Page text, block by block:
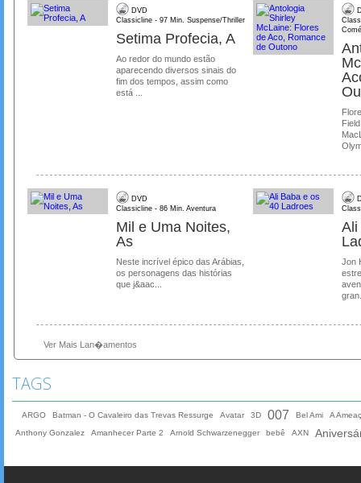
DVD
Classicline - 97 Min. Suspense/Thriller
Setima Profecia, A
Ao redor do mundo estão
aparecendo diversos sinais do
fim dos tempos, assim como
está ...
DVD
Classicline - 86 Min. Aventura
Mil e Uma Noites,
As
Neste incrível épico das Arábias,
os personagens das histórias
que j&aac...
Ali
Jon
Ver Mais Lan�amentos
TAGS
ARGO Batman - O Cavaleiro das Trevas Ressurge Avatar 3D 007 Bel Ami
A
Anthony Gonzalez
Amanhecer Parte 2 Arnold Schwarzenegger bebê AXN